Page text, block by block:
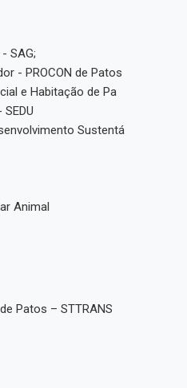
SAG;
- PROCON de Patos
e Habitação de Pa
Sustentá
Animal
Patos – STTRANS